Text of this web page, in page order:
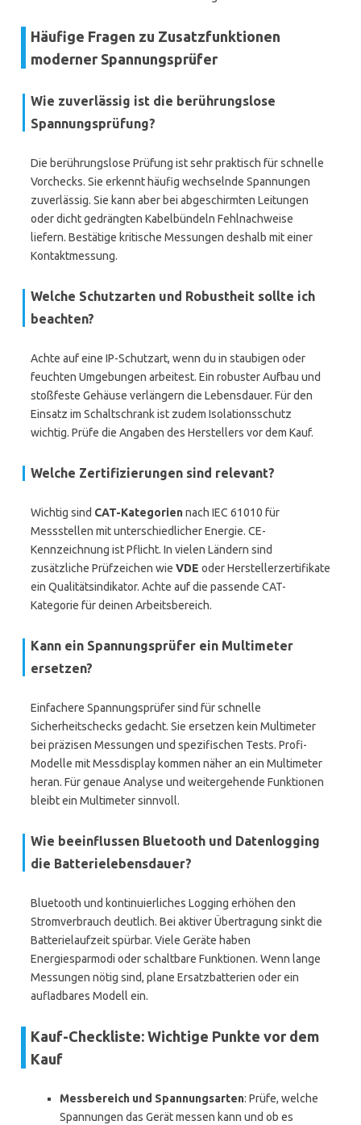
Häufige Fragen zu Zusatzfunktionen
moderner Spannungsprüfer
Wie zuverlässig ist die berührungslose
Spannungsprüfung?
Die berührungslose Prüfung ist sehr praktisch für schnelle
Vorchecks. Sie erkennt häufig wechselnde Spannungen
zuverlässig. Sie kann aber bei abgeschirmten Leitungen
oder dicht gedrängten Kabelbündeln Fehlnachweise
liefern. Bestätige kritische Messungen deshalb mit einer
Kontaktmessung.
Welche Schutzarten und Robustheit sollte ich
beachten?
Achte auf eine IP-Schutzart, wenn du in staubigen oder
feuchten Umgebungen arbeitest. Ein robuster Aufbau und
stoßfeste Gehäuse verlängern die Lebensdauer. Für den
Einsatz im Schaltschrank ist zudem Isolationsschutz
wichtig. Prüfe die Angaben des Herstellers vor dem Kauf.
Welche Zertifizierungen sind relevant?
Wichtig sind CAT-Kategoriennach IEC 61010 für
Messstellen mit unterschiedlicher Energie. CE-
Kennzeichnung ist Pflicht. In vielen Ländern sind
zusätzliche Prüfzeichen wie VDE oder Herstellerzertifikate
ein Qualitätsindikator. Achte auf die passende CAT-
Kategorie für deinen Arbeitsbereich.
Kann ein Spannungsprüfer ein Multimeter
ersetzen?
Einfachere Spannungsprüfer sind für schnelle
Sicherheitschecks gedacht. Sie ersetzen kein Multimeter
bei präzisen Messungen und spezifischen Tests. Profi-
Modelle mit Messdisplay kommen näher an ein Multimeter
heran. Für genaue Analyse und weitergehende Funktionen
bleibt ein Multimeter sinnvoll.
Wie beeinflussen Bluetooth und Datenlogging
die Batterielebensdauer?
Bluetooth und kontinuierliches Logging erhöhen den
Stromverbrauch deutlich. Bei aktiver Übertragung sinkt die
Batterielaufzeit spürbar. Viele Geräte haben
Energiesparmodi oder schaltbare Funktionen. Wenn lange
Messungen nötig sind, plane Ersatzbatterien oder ein
aufladbares Modell ein.
Kauf-Checkliste: Wichtige Punkte vor dem
Kauf
Messbereich und Spannungsarten: Prüfe, welche
Spannungen das Gerät messen kann und ob es